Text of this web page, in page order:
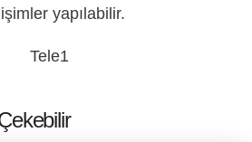
yapılabilir.
Tele1